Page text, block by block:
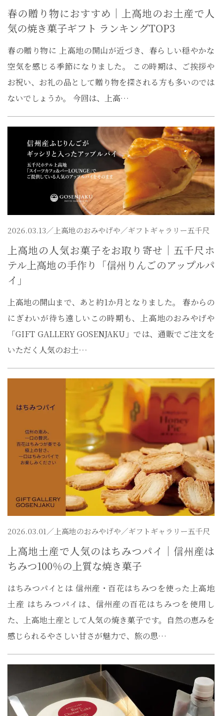
春の贈り物におすすめ｜上高地のお土産で人
気の焼き菓子ギフト ランキングTOP3
春の贈り物に 上高地の開山が近づき、春らしい穏やかな
空気を感じる季節になりました。 この時期は、ご挨拶や
お祝い、お礼の品として贈り物を探される方も多いのでは
ないでしょうか。 今回は、上高…
2026.03.13／ 上高地のおみやげや／ギフトギャラリー五千尺
上高地の人気お菓子をお取り寄せ｜五千尺ホ
テル上高地の手作り「信州りんごのアップルパ
イ」
上高地の開山まで、あと約1か月となりました。 春からの
にぎわいが待ち遠しいこの時期も、上高地のおみやげや
「GIFT GALLERY GOSENJAKU」では、通販でご注文を
いただく人気のお土…
2026.03.01／ 上高地のおみやげや／ギフトギャラリー五千尺
上高地土産で人気のはちみつパイ｜信州産は
ちみつ100％の上質な焼き菓子
はちみつパイとは 信州産・百花はちみつを使った上高地
土産 はちみつパイは、信州産の百花はちみつを使用し
た、上高地土産として人気の焼き菓子です。自然の恵みを
感じられるやさしい甘さが魅力で、旅の思…